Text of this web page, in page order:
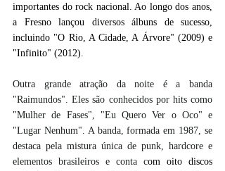
importantes do rock nacional. Ao longo dos anos,
a Fresno lançou diversos álbuns de sucesso,
incluindo "O Rio, A Cidade, A Árvore" (2009) e
"Infinito" (2012).
Outra grande atração da noite é a banda
"Raimundos". Eles são conhecidos por hits como
"Mulher de Fases", "Eu Quero Ver o Oco" e
"Lugar Nenhum". A banda, formada em 1987, se
destaca pela mistura única de punk, hardcore e
elementos brasileiros e conta com oito discos